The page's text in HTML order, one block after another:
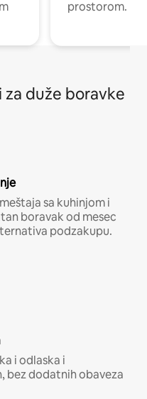
prostorom.
duže boravke
sa kuhinjom i
boravak od mesec
podzakupu.
i odlaska i
bez dodatnih obaveza